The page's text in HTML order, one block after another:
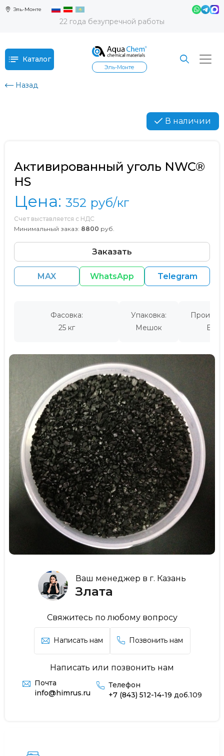
Эль-Монте
22 года безупречной работы
Каталог
Эль-Монте
Назад
В наличии
Ваш менеджер в г. Казань
Злата
Свяжитесь по любому вопросу
Написать нам Позвонить нам
Написать или позвонить нам
Почта
info@himrus.ru
Телефон
+7 (843) 512-14-19 доб.109
Активированный уголь NWC®
HS
Цена: 352 руб/кг
Счет выставляется с НДС
Минимальный заказ: 8800 руб.
Заказать
MAX WhatsApp Telegram
Фасовка:
25 кг
Упаковка:
Мешок